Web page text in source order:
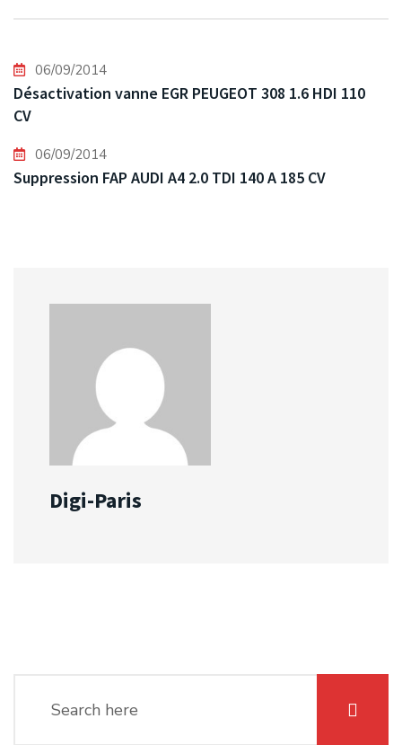
06/09/2014
Désactivation vanne EGR PEUGEOT 308 1.6 HDI 110
CV
06/09/2014
Suppression FAP AUDI A4 2.0 TDI 140 A 185 CV
Digi-Paris